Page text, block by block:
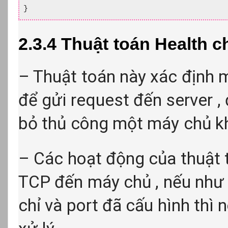
}
2.3.4 Thuật toán Health
– Thuật toán này xác định
để gửi request đến server
bỏ thủ công một máy chủ
– Các hoạt động của
TCP đến máy chủ , nếu
chỉ và port đã cấu hình thì